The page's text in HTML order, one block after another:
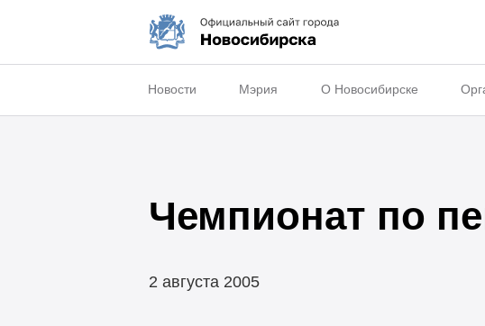
Новости Мэрия О Новосибирске
Чемпионат по
2 августа 2005